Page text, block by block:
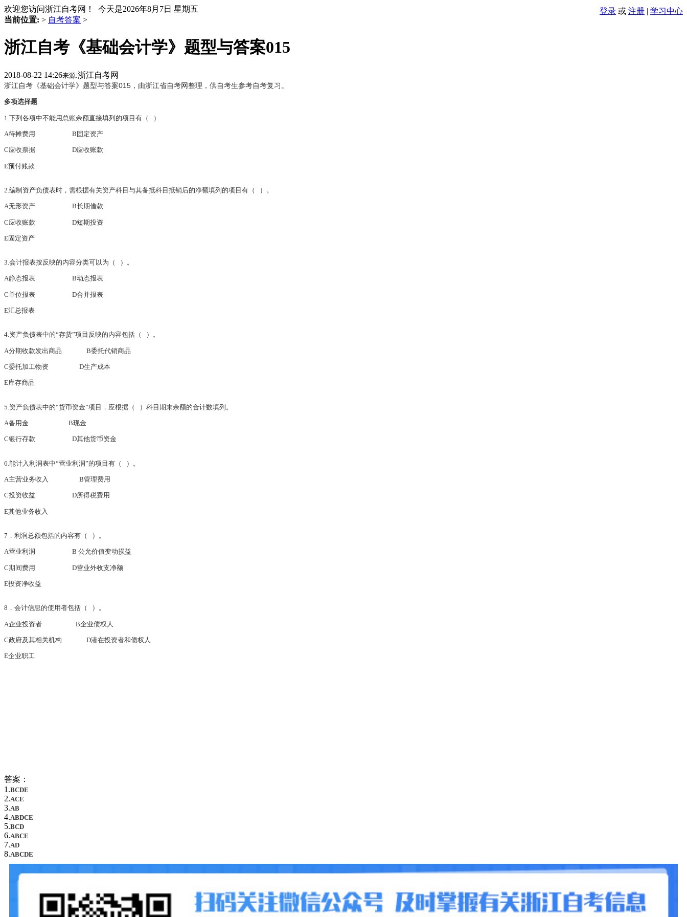
欢迎您访问浙江自考网！ 今天是2026年8月7日 星期五 登录 或 注册 | 学习中心
当前位置: > 自考答案 >
浙江自考《基础会计学》题型与答案015
2018-08-22 14:26来源:浙江自考网
浙江自考《基础会计学》题型与答案015，由浙江省自考网整理，供自考生参考自考复习。
多项选择题
1.下列各项中不能用总账余额直接填列的项目有（ ）
A待摊费用 B固定资产
C应收票据 D应收账款
E预付账款
2.编制资产负债表时，需根据有关资产科目与其备抵科目抵销后的净额填列的项目有（ ）。
A无形资产 B长期借款
C应收账款 D短期投资
E固定资产
3.会计报表按反映的内容分类可以为（ ）。
A静态报表 B动态报表
C单位报表 D合并报表
E汇总报表
4.资产负债表中的“存货”项目反映的内容包括（ ）。
A分期收款发出商品 B委托代销商品
C委托加工物资 D生产成本
E库存商品
5.资产负债表中的“货币资金”项目，应根据（ ）科目期末余额的合计数填列。
A备用金 B现金
C银行存款 D其他货币资金
6.能计入利润表中“营业利润”的项目有（ ）。
A主营业务收入 B管理费用
C投资收益 D所得税费用
E其他业务收入
7．利润总额包括的内容有（ ）。
A营业利润 B 公允价值变动损益
C期间费用 D营业外收支净额
E投资净收益
8．会计信息的使用者包括（ ）。
A企业投资者 B企业债权人
C政府及其相关机构 D潜在投资者和债权人
E企业职工
答案：
1.BCDE
2.ACE
3.AB
4.ABDCE
5.BCD
6.ABCE
7.AD
8.ABCDE